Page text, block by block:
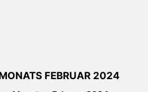
FEBRUAR 2024